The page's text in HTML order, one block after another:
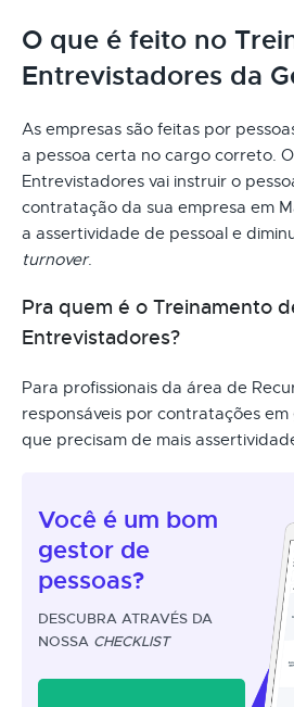
O que é feito no
Entrevistadores da
As empresas são feitas por
a pessoa certa no cargo correto.
Entrevistadores vai instruir o
contratação da sua empresa em
a assertividade de pessoal e
turnover.
Pra quem é o Treinamento
Entrevistadores?
Para profissionais da área de
responsáveis por contratações
que precisam de mais
Você é um bom
gestor de
pessoas?
DESCUBRA ATRAVÉS DA
NOSSA CHECKLIST